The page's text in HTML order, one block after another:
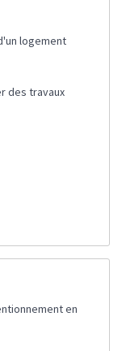
logement
des travaux
en